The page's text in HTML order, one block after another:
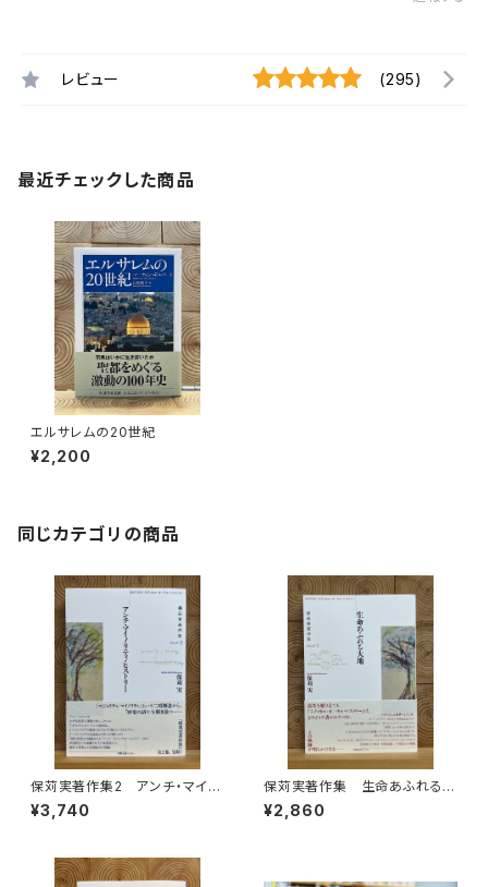
レビュー (295)
最近チェックした商品
エルサレムの20世紀
¥2,200
同じカテゴリの商品
保苅実著作集2 アンチ・マイノ
リティ・ヒストリー
¥3,740
保苅実著作集 生命あふれる大
地
¥2,860